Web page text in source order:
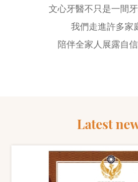
文心牙醫不只是一間牙
我們走進許多家
陪伴全家人展露自信
Latest